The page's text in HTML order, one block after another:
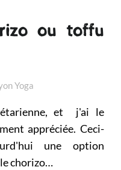
ou toffu
Yoga
et j'ai le
appréciée. Ceci-
une option
chorizo…